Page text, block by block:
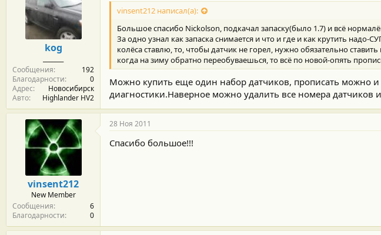
kog
Сообщения
192
Благодарности
0
Адрес
Новосибирск
Авто
Highlander HV2
vinsent212 написал(а):
Большое спасибо Nickolson, подкачал запаску(было 1.7) и всё
За одно узнал как запаска снимается и что и где и как крутить
колёса ставлю, то, чтобы датчик не горел, нужно обязательно
когда на зиму обратно переобуваешься, то всё по новой-опять
Можно купить еще один набор датчиков, прописать можно
диагностики.Наверное можно удалить все номера датчиков
vinsent212
New Member
Сообщения
6
Благодарности
0
28 Ноя 2011
Спасибо большое!!!